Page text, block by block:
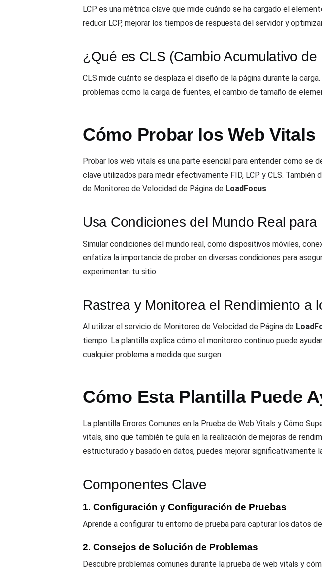
LCP es una métrica clave que mide cuándo se ha cargado el
reducir LCP, mejorar los tiempos de respuesta del servidor y
¿Qué es CLS (Cambio Acumulativo de
CLS mide cuánto se desplaza el diseño de la página durante la
problemas como la carga de fuentes, el cambio de tamaño de
Cómo Probar los Web Vitals
Probar los web vitals es una parte esencial para entender cómo se
clave utilizados para medir efectivamente FID, LCP y CLS.
de Monitoreo de Velocidad de Página de LoadFocus.
Usa Condiciones del Mundo Real
Simular condiciones del mundo real, como dispositivos móviles,
enfatiza la importancia de probar en diversas condiciones para
experimentan tu sitio.
Rastrea y Monitorea el Rendimiento a
Al utilizar el servicio de Monitoreo de Velocidad de Página de
tiempo. La plantilla explica cómo el monitoreo continuo puede
cualquier problema a medida que surgen.
Cómo Esta Plantilla Puede
La plantilla Errores Comunes en la Prueba de Web Vitals y Cómo
vitals, sino que también te guía en la realización de mejoras de
estructurado y basado en datos, puedes mejorar significativamente
Componentes Clave
1. Configuración y Configuración de Pruebas
Aprende a configurar tu entorno de prueba para capturar los datos
2. Consejos de Solución de Problemas
Descubre problemas comunes durante la prueba de web vitals y